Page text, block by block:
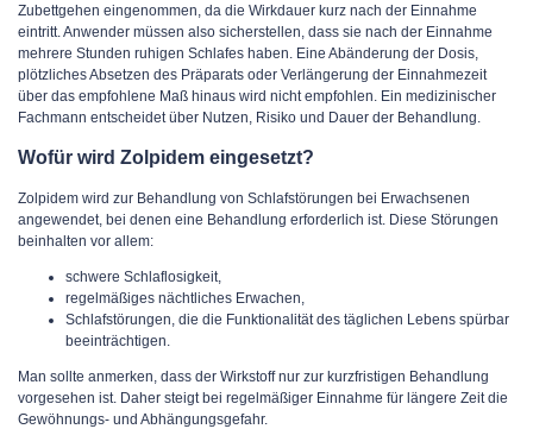
Zubettgehen eingenommen, da die Wirkdauer kurz nach der Einnahme
eintritt. Anwender müssen also sicherstellen, dass sie nach der Einnahme
mehrere Stunden ruhigen Schlafes haben. Eine Abänderung der Dosis,
plötzliches Absetzen des Präparats oder Verlängerung der Einnahmezeit
über das empfohlene Maß hinaus wird nicht empfohlen. Ein medizinischer
Fachmann entscheidet über Nutzen, Risiko und Dauer der Behandlung.
Wofür wird Zolpidem eingesetzt?
Zolpidem wird zur Behandlung von Schlafstörungen bei Erwachsenen
angewendet, bei denen eine Behandlung erforderlich ist. Diese Störungen
beinhalten vor allem:
schwere Schlaflosigkeit,
regelmäßiges nächtliches Erwachen,
Schlafstörungen, die die Funktionalität des täglichen Lebens spürbar
beeinträchtigen.
Man sollte anmerken, dass der Wirkstoff nur zur kurzfristigen Behandlung
vorgesehen ist. Daher steigt bei regelmäßiger Einnahme für längere Zeit die
Gewöhnungs- und Abhängungsgefahr.